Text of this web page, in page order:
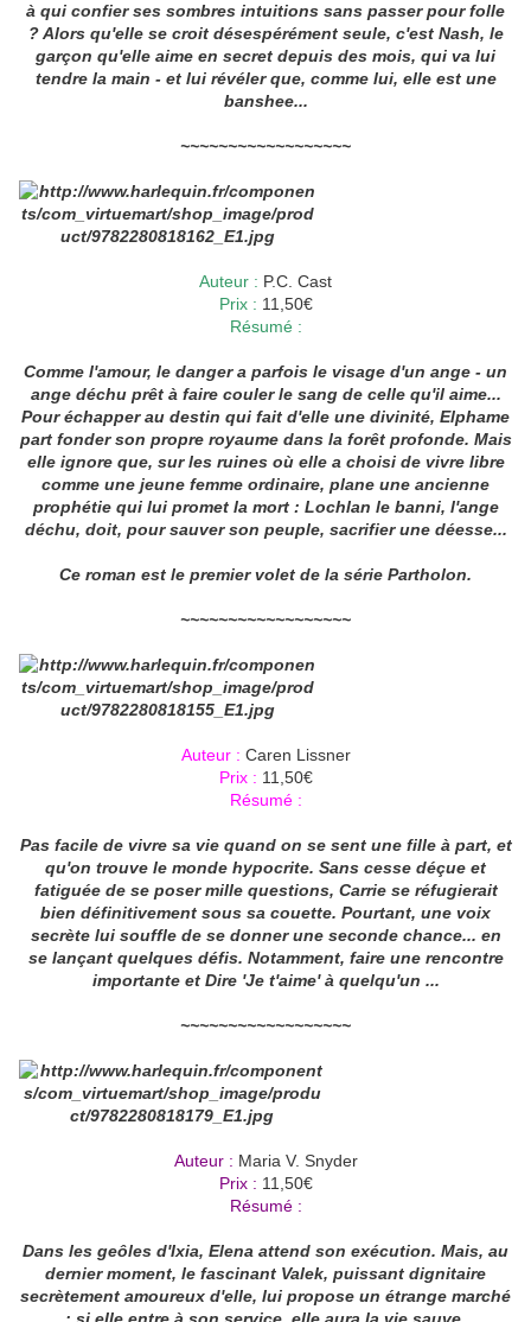
à qui confier ses sombres intuitions sans passer pour folle
? Alors qu'elle se croit désespérément seule, c'est Nash, le
garçon qu'elle aime en secret depuis des mois, qui va lui
tendre la main - et lui révéler que, comme lui, elle est une
banshee...
~~~~~~~~~~~~~~~~~~
Auteur : P.C. Cast
Prix : 11,50€
Résumé :
Comme l'amour, le danger a parfois le visage d'un ange - un
ange déchu prêt à faire couler le sang de celle qu'il aime...
Pour échapper au destin qui fait d'elle une divinité, Elphame
part fonder son propre royaume dans la forêt profonde. Mais
elle ignore que, sur les ruines où elle a choisi de vivre libre
comme une jeune femme ordinaire, plane une ancienne
prophétie qui lui promet la mort : Lochlan le banni, l'ange
déchu, doit, pour sauver son peuple, sacrifier une déesse...
Ce roman est le premier volet de la série Partholon.
~~~~~~~~~~~~~~~~~~
Auteur : Caren Lissner
Prix : 11,50€
Résumé :
Pas facile de vivre sa vie quand on se sent une fille à part, et
qu'on trouve le monde hypocrite. Sans cesse déçue et
fatiguée de se poser mille questions, Carrie se réfugierait
bien définitivement sous sa couette. Pourtant, une voix
secrète lui souffle de se donner une seconde chance... en
se lançant quelques défis. Notamment, faire une rencontre
importante et Dire 'Je t'aime' à quelqu'un ...
~~~~~~~~~~~~~~~~~~
Auteur : Maria V. Snyder
Prix : 11,50€
Résumé :
Dans les geôles d'Ixia, Elena attend son exécution. Mais, au
dernier moment, le fascinant Valek, puissant dignitaire
secrètement amoureux d'elle, lui propose un étrange marché